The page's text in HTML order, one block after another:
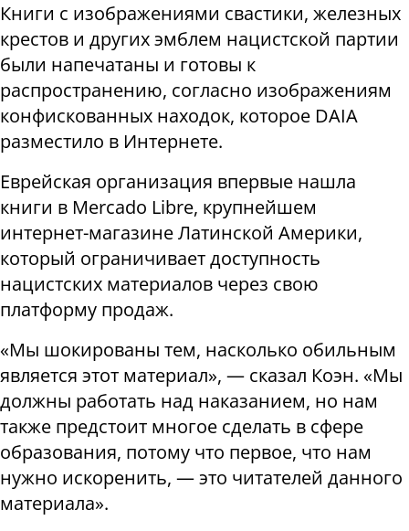
Книги с изображениями свастики, железных
крестов и других эмблем нацистской партии
были напечатаны и готовы к
распространению, согласно изображениям
конфискованных находок, которое DAIA
разместило в Интернете.
Еврейская организация впервые нашла
книги в Mercado Libre, крупнейшем
интернет-магазине Латинской Америки,
который ограничивает доступность
нацистских материалов через свою
платформу продаж.
«Мы шокированы тем, насколько обильным
является этот материал», — сказал Коэн. «Мы
должны работать над наказанием, но нам
также предстоит многое сделать в сфере
образования, потому что первое, что нам
нужно искоренить, — это читателей данного
материала».